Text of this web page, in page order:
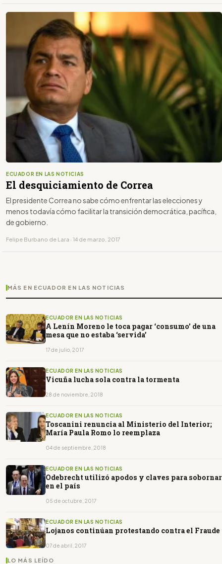
ECUADOR EN LAS NOTICIAS
El desquiciamiento de Correa
El presidente Correa no sabe cómo enfrentar las elecciones y
menos todavía cómo facilitar la transición democrática, pacífica,
de gobierno.
Felipe Burbano de Lara · 14 de marzo, 2017
MÁS EN ECUADOR EN LAS NOTICIAS
ECUADOR EN LAS NOTICIAS
A Lenín Moreno le toca pagar ‘consumo’ de una
mesa que no estaba ‘servida’
17 de julio, 2017
ECUADOR EN LAS NOTICIAS
Vicuña lucha sola contra la tormenta
28 de noviembre, 2018
ECUADOR EN LAS NOTICIAS
Toscanini renuncia al Ministerio del Interior;
María Paula Romo lo reemplaza
04 de septiembre, 2018
ECUADOR EN LAS NOTICIAS
Odebrecht utilizó apodos y claves para sobornar
en el país
05 de octubre, 2017
ECUADOR EN LAS NOTICIAS
Lojanos continúan protestando contra el Fraude
07 de abril, 2017
LO MÁS LEÍDO